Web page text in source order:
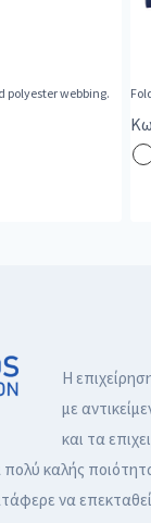
polyester webbing.
Η
με
και τα
καλής
να